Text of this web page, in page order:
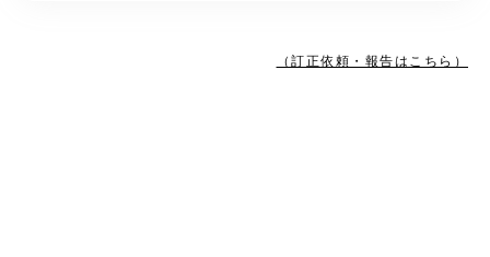
（訂正依頼・報告はこちら）